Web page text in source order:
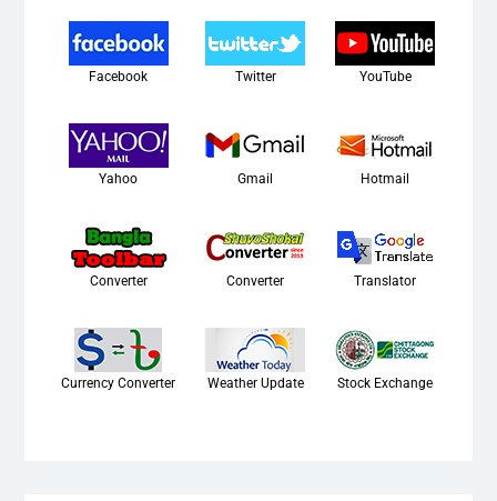
Facebook Twitter YouTube
Yahoo Gmail Hotmail
Converter Converter Translator
Currency Converter Weather Update Stock Exchange